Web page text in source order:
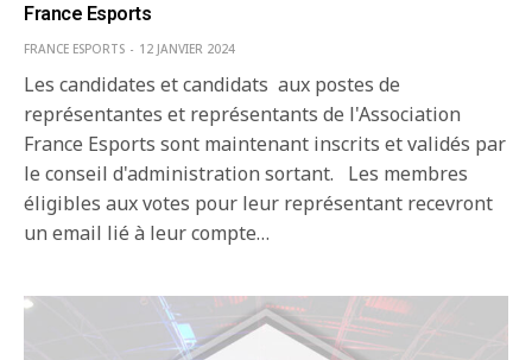
France Esports
FRANCE ESPORTS 12 JANVIER 2024
Les candidates et candidats aux postes de
représentantes et représentants de l'Association
France Esports sont maintenant inscrits et validés par
le conseil d'administration sortant. Les membres
éligibles aux votes pour leur représentant recevront
un email lié à leur compte…